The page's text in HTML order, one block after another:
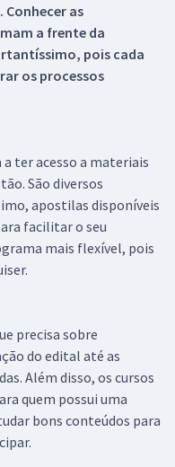
as
a frente da
pois cada
os processos
ter acesso a materiais
São diversos
apostilas disponíveis
facilitar o seu
mais flexível, pois
precisa sobre
do edital até as
Além disso, os cursos
quem possui uma
bons conteúdos para